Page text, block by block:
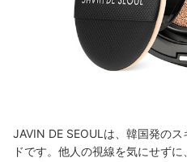
JAVIN DE SEOULは、韓国発の
ドです。他人の視線を気にせず